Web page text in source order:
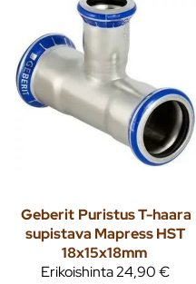
Geberit Puristus T-haara
supistava Mapress HST
18x15x18mm
Erikoishinta24,90 €